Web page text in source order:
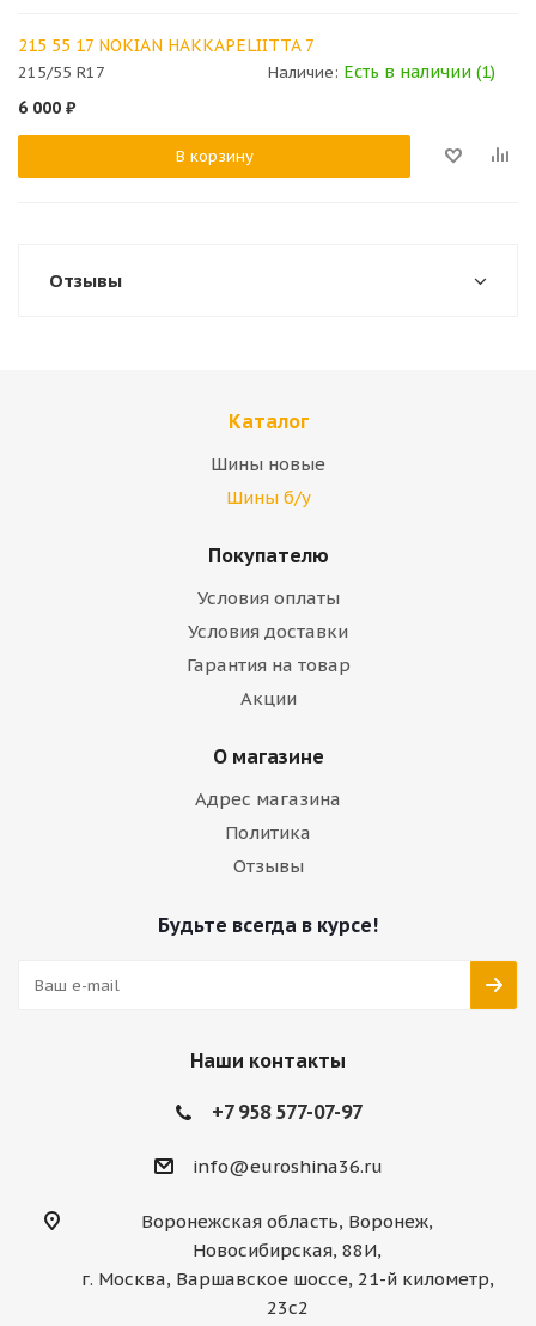
215 55 17 NOKIAN HAKKAPELIITTA 7
215/55 R17 Наличие: Есть в наличии (1)
6 000 ₽
В корзину
Отзывы
Каталог
Шины новые
Шины б/у
Покупателю
Условия оплаты
Условия доставки
Гарантия на товар
Акции
О магазине
Адрес магазина
Политика
Отзывы
Будьте всегда в курсе!
Наши контакты
+7 958 577-07-97
info@euroshina36.ru
Воронежская область, Воронеж,
Новосибирская, 88И,
г. Москва, Варшавское шоссе, 21-й километр,
23с2